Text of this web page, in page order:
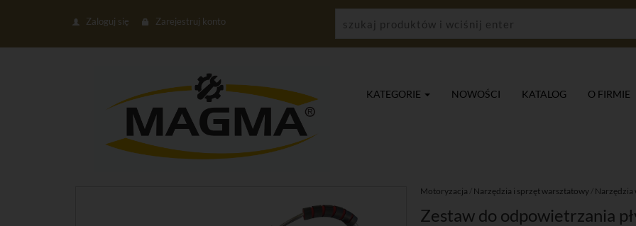
Zaloguj się Zarejestruj konto
KATEGORIE NOWOŚCI KATALOG O FIRMIE
Motoryzacja Narzędzia i sprzęt warsztatowy Narzędzia
Zestaw do odpowietrzania